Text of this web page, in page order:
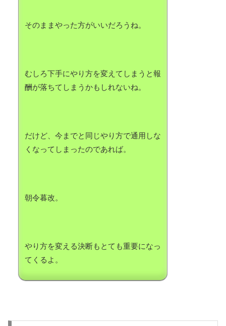
そのままやった方がいいだろうね。
むしろ下手にやり方を変えてしまうと報
酬が落ちてしまうかもしれないね。
だけど、今までと同じやり方で通用しな
くなってしまったのであれば。
朝令暮改。
やり方を変える決断もとても重要になっ
てくるよ。